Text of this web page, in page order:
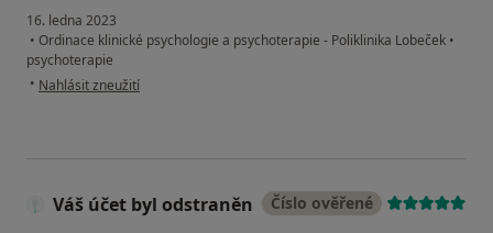
16. ledna 2023
• Ordinace klinické psychologie a psychoterapie - Poliklinika Lobeček •
psychoterapie
• podle názoru uživatele Pavel
Nahlásit zneužití
Váš účet byl odstraněn Číslo ověřené